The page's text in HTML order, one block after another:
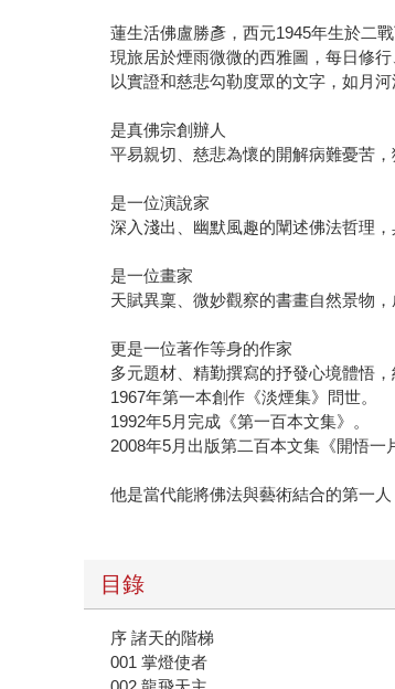
蓮生活佛盧勝彥，西元1945年生於二
現旅居於煙雨微微的西雅圖，每日修行
以實證和慈悲勾勒度眾的文字，如月河
是真佛宗創辦人
平易親切、慈悲為懷的開解病難憂苦，
是一位演說家
深入淺出、幽默風趣的闡述佛法哲理，
是一位畫家
天賦異稟、微妙觀察的書畫自然景物，
更是一位著作等身的作家
多元題材、精勤撰寫的抒發心境體悟，
1967年第一本創作《淡煙集》問世。
1992年5月完成《第一百本文集》。
2008年5月出版第二百本文集《開悟一
他是當代能將佛法與藝術結合的第一人
目錄
序 諸天的階梯
001 掌燈使者